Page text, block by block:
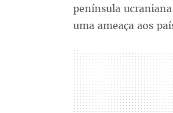
península
uma ameaça aos